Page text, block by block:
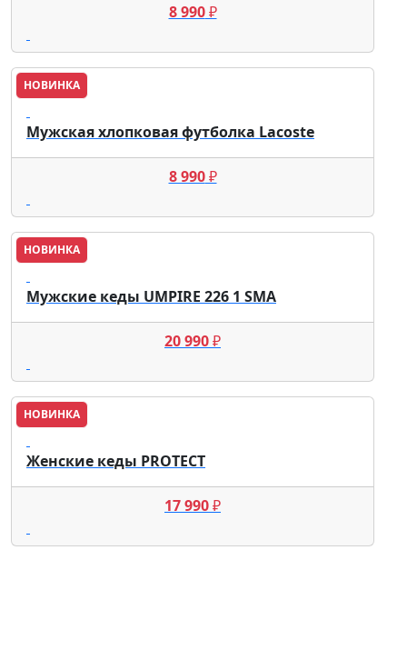
8 990₽
НОВИНКА
Lacoste
Мужская хлопковая футболка Lacoste
8 990₽
НОВИНКА
Lacoste
Мужские кеды UMPIRE 226 1 SMA
20 990₽
НОВИНКА
Lacoste
Женские кеды PROTECT
17 990₽